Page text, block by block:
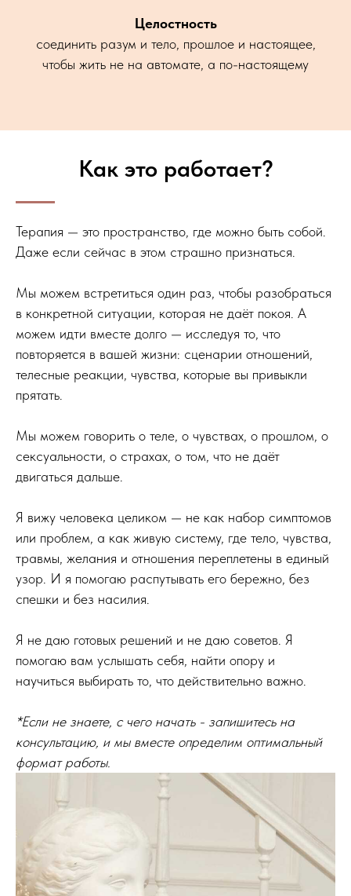
Целостность
соединить разум и тело, прошлое и настоящее,
чтобы жить не на автомате, а по-настоящему
Как это работает?
Терапия — это пространство, где можно быть собой.
Даже если сейчас в этом страшно признаться.
Мы можем встретиться один раз, чтобы разобраться
в конкретной ситуации, которая не даёт покоя. А
можем идти вместе долго — исследуя то, что
повторяется в вашей жизни: сценарии отношений,
телесные реакции, чувства, которые вы привыкли
прятать.
Мы можем говорить о теле, о чувствах, о прошлом, о
сексуальности, о страхах, о том, что не даёт
двигаться дальше.
Я вижу человека целиком — не как набор симптомов
или проблем, а как живую систему, где тело, чувства,
травмы, желания и отношения переплетены в единый
узор. И я помогаю распутывать его бережно, без
спешки и без насилия.
Я не даю готовых решений и не даю советов. Я
помогаю вам услышать себя, найти опору и
научиться выбирать то, что действительно важно.
*Если не знаете, с чего начать - запишитесь на
консультацию, и мы вместе определим оптимальный
формат работы.